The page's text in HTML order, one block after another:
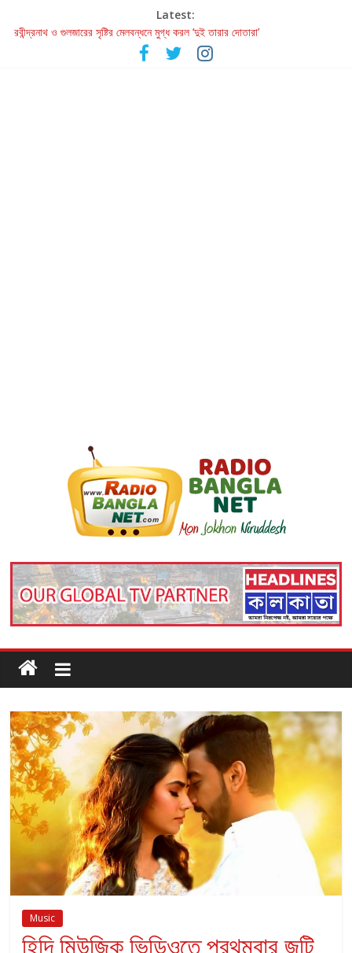
Latest:
রবীন্দ্রনাথ ও গুলজারের সৃষ্টির মেলবন্ধনে মুগ্ধ করল ‘দুই তারার দোতারা’
কলের গান থেকে রীলস্ — বাঙালির গান শোনার বিবর্তনের গল্প
জগন্নাথমঙ্গলম্ — বাংলায় প্রথমবার মঞ্চে এবার রথযাত্রার উদযাপন
Music
হিন্দি মিউজ়িক ভিডিওতে প্রথমবার জুটি